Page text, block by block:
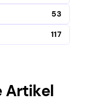
53
117
Artikel